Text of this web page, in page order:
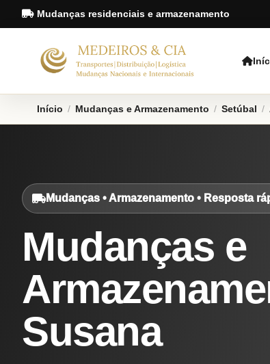
Mudanças residenciais e armazenamento
Início / Mudanças e Armazenamento / Setúbal /
Mudanças • Armazenamento • Resposta
Mudanças e
Susana